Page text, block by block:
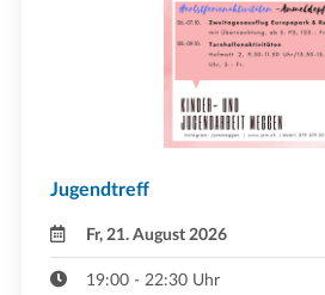
Jugendtreff
Fr, 21. August 2026
19:00 - 22:30 Uhr